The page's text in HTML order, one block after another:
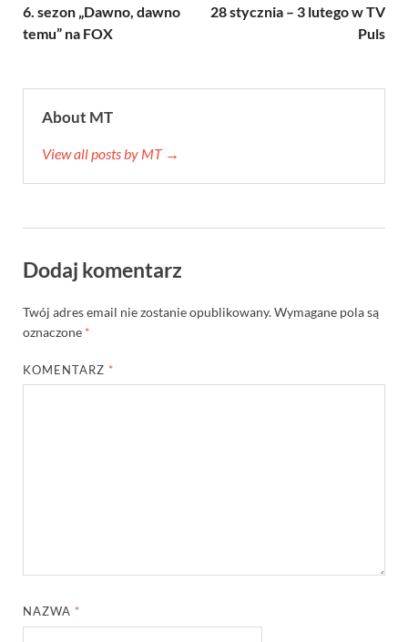
6. sezon „Dawno, dawno
temu” na FOX
28 stycznia – 3 lutego w TV
Puls
About MT
View all posts by MT →
Dodaj komentarz
Twój adres email nie zostanie opublikowany.Wymagane pola są
oznaczone *
KOMENTARZ *
NAZWA *